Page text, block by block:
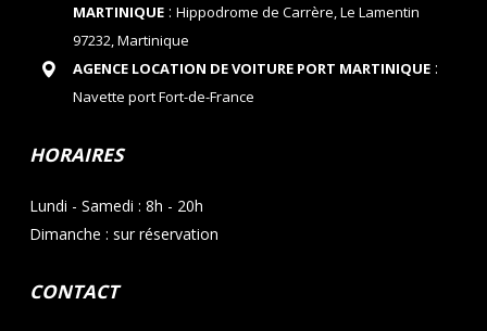
MARTINIQUE: Hippodrome de Carrère, Le Lamentin
97232, Martinique
AGENCE LOCATION DE VOITURE PORT MARTINIQUE:
Navette port Fort-de-France
HORAIRES
Lundi - Samedi : 8h - 20h
Dimanche : sur réservation
CONTACT